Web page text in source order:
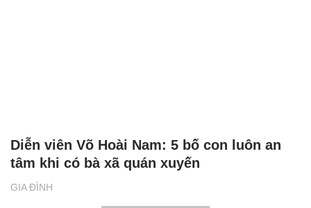
GIA ĐÌNH
Diễn viên Võ Hoài Nam: 5 bố con luôn an
tâm khi có bà xã quán xuyến